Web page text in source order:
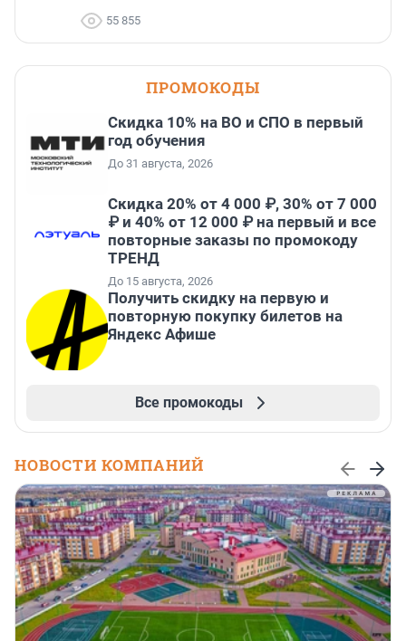
55 855
ПРОМОКОДЫ
Скидка 10% на ВО и СПО в первый
год обучения
До 31 августа, 2026
Скидка 20% от 4 000 ₽, 30% от 7 000
₽ и 40% от 12 000 ₽ на первый и все
повторные заказы по промокоду
ТРЕНД
До 15 августа, 2026
Получить скидку на первую и
повторную покупку билетов на
Яндекс Афише
Все промокоды
НОВОСТИ КОМПАНИЙ